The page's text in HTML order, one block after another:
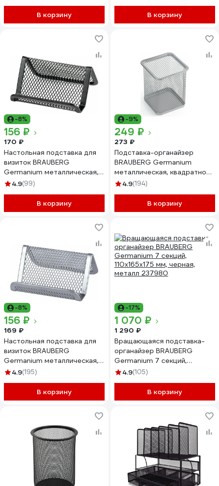
В корзину В корзину
-8%
156 ₽
170 ₽
Настольная подставка для
визиток BRAUBERG
Germanium металлическая,
43х95х71 мм, черная 231942
4.9(99)
В корзину
-9%
249 ₽
273 ₽
Подставка-органайзер
BRAUBERG Germanium
металлическая, квадратное
основание, 98x80x80 мм,
4.9(194)
В корзину
-8%
156 ₽
169 ₽
Настольная подставка для
визиток BRAUBERG
Germanium металлическая,
серебристая 231943
4.9(195)
В корзину
-17%
1 070 ₽
1 290 ₽
Вращающаяся подставка-
органайзер BRAUBERG
Germanium 7 секций,
110x165x175 мм, черная,
4.9(105)
В корзину